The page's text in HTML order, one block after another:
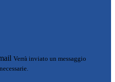
Verrà inviato un messaggio